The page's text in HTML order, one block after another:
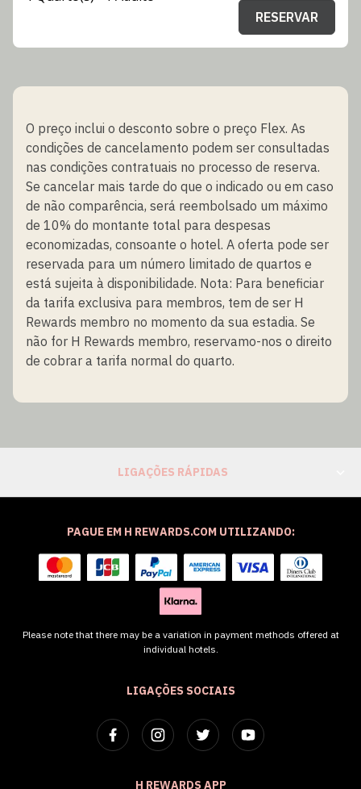
RESERVAR
O preço inclui o desconto sobre o preço Flex. As
condições de cancelamento podem ser consultadas
nas condições contratuais no processo de reserva.
Se cancelar mais tarde do que o indicado ou em caso
de não comparência, será reembolsado um máximo
de 10% do montante total para despesas
economizadas, consoante o hotel. A oferta pode ser
reservada para um número limitado de quartos e
está sujeita à disponibilidade. Nota: Para beneficiar
da tarifa exclusiva para membros, tem de ser H
Rewards membro no momento da sua estadia. Se
não for H Rewards membro, reservamo-nos o direito
de cobrar a tarifa normal do quarto.
LIGAÇÕES RÁPIDAS
LIGAÇÕES SOCIAIS
H REWARDS APP
PAGUE EM H REWARDS.COM UTILIZANDO:
Please note that there may be a variation in payment methods offered at
individual hotels.